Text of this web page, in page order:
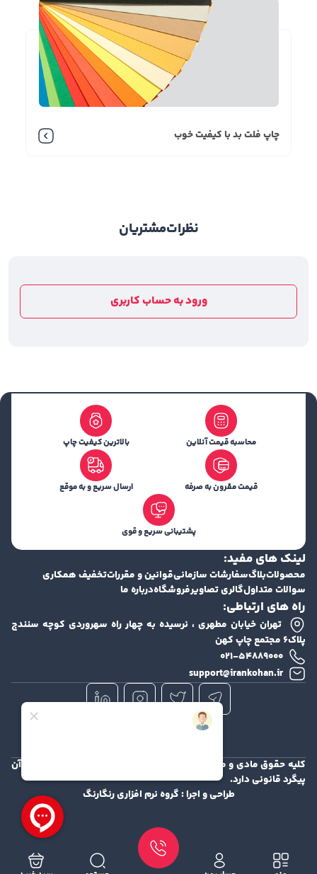
چاپ فلت بد با کیفیت خوب
نظراتمشتریان
ورود به حساب کاربری
محاسبه قیمت آنلاین بالاترین کیفیت چاپ
قیمت مقرون به صرفه ارسال سریع و به موقع
پشتیبانی سریع و قوی
لینک های مفید:
محصولاتبلاگسفارشات سازمانیقوانین و مقرراتتخفیف همکاری
سوالات متداولگالری تصاویرفروشگاهدرباره ما
راه های ارتباطی:
تهران خیابان مطهری ، نرسیده به چهار راه سهروردی کوچه سنندج
پلاک۶ مجتمع چاپ کهن
۰۲۱-۵۴۸۸۹۰۰۰
support@irankohan.ir
کلیه حقوق مادی و معنوی این سایت محفوظ و هرگونه کپی برداری از آن
پیگرد قانونی دارد.
طراحی و اجرا :گروه نرم افزاری رنگارنگ